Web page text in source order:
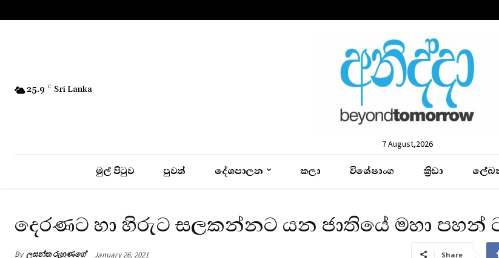
25.9 C Sri Lanka
7 August,2026
මුල් පිටුව පුවත් දේශපාලන කලා විශේෂාංග ක්‍රිඩා
දෙරණට හා හිරුට සලකන්නට යන ජාතියේ මහා පහන්
By ලසන්ත රුහුණගේ January 26, 2021 Share